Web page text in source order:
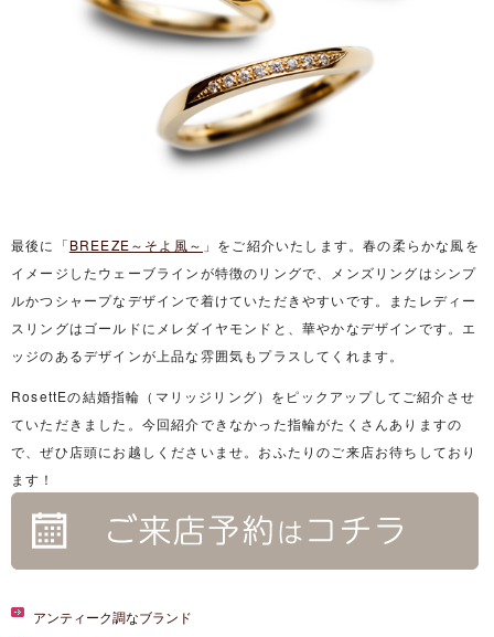
最後に「BREEZE～そよ風～ 」をご紹介いたします。春の柔らかな風を
イメージしたウェーブラインが特徴のリングで、メンズリングはシンプ
ルかつシャープなデザインで着けていただきやすいです。またレディー
スリングはゴールドにメレダイヤモンドと、華やかなデザインです。エ
ッジのあるデザインが上品な雰囲気もプラスしてくれます。
RosettEの結婚指輪（マリッジリング）をピックアップしてご紹介させ
ていただきました。今回紹介できなかった指輪がたくさんありますの
で、ぜひ店頭にお越しくださいませ。おふたりのご来店お待ちしており
ます！
アンティーク調なブランド